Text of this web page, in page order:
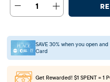
1
SAVE 30% when you open and
Card
Get Rewarded! $1 SPENT = 1